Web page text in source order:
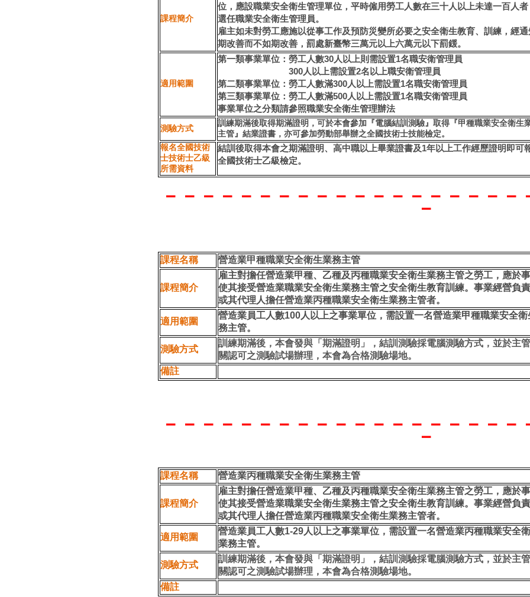
課程簡介
位，應設職業安全衛生管理單位，平時僱用勞工人數在三十人以上未達一百人
選任職業安全衛生管理員。
雇主如未對勞工應施以從事工作及預防災變所必要之安全衛生教育、訓練，經通
期改善而不如期改善，罰處新臺幣三萬元以上六萬元以下罰鍰。
適用範圍
第一類事業單位：勞工人數30人以上則需設置1名職安衛管理員
300人以上需設置2名以上職安衛管理員
第二類事業單位：勞工人數滿300人以上需設置1名職安衛管理員
第三類事業單位：勞工人數滿500人以上需設置1名職安衛管理員
事業單位之分類請參照職業安全衛生管理辦法
測驗方式
訓練期滿後取得期滿證明，可於本會參加『電腦結訓測驗』取得『甲種職業安全衛生
主管』結業證書，亦可參加勞動部舉辦之全國技術士技能檢定。
報名全國技術
士技術士乙級
所需資料
結訓後取得本會之期滿證明、高中職以上畢業證書及1年以上工作經歷證明即可
全國技術士乙級檢定。
－－－－－－－－－－－－－－－－－－－
－
課程名稱 營造業甲種職業安全衛生業務主管
課程簡介
雇主對擔任營造業甲種、乙種及丙種職業安全衛生業務主管之勞工，應於
使其接受營造業職業安全衛生業務主管之安全衛生教育訓練。事業經營負
或其代理人擔任營造業丙種職業安全衛生業務主管者。
適用範圍
營造業員工人數100人以上之事業單位，需設置一名營造業甲種職業安全衛
務主管。
測驗方式
訓練期滿後，本會發與「期滿證明」，結訓測驗採電腦測驗方式，並於主
關認可之測驗試場辦理，本會為合格測驗場地。
備註
－－－－－－－－－－－－－－－－－－－
－
課程名稱 營造業丙種職業安全衛生業務主管
課程簡介
雇主對擔任營造業甲種、乙種及丙種職業安全衛生業務主管之勞工，應於
使其接受營造業職業安全衛生業務主管之安全衛生教育訓練。事業經營負
或其代理人擔任營造業丙種職業安全衛生業務主管者。
適用範圍
營造業員工人數1-29人以上之事業單位，需設置一名營造業丙種職業安全
業務主管。
測驗方式
訓練期滿後，本會發與「期滿證明」，結訓測驗採電腦測驗方式，並於主
關認可之測驗試場辦理，本會為合格測驗場地。
備註